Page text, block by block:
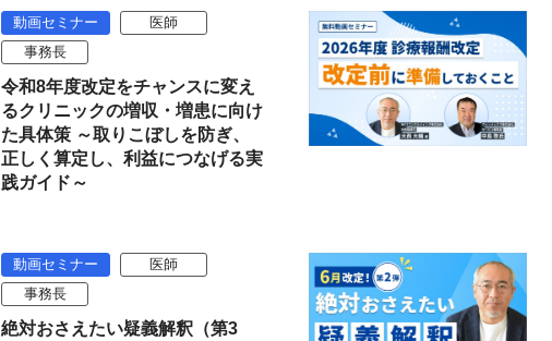
動画セミナー
医師
事務長
令和8年度改定をチャンスに変え
るクリニックの増収・増患に向け
た具体策 ～取りこぼしを防ぎ、
正しく算定し、利益につなげる実
践ガイド～
動画セミナー
医師
事務長
絶対おさえたい疑義解釈（第3